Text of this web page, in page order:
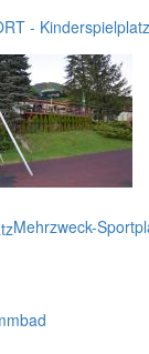
Mehrzweck-